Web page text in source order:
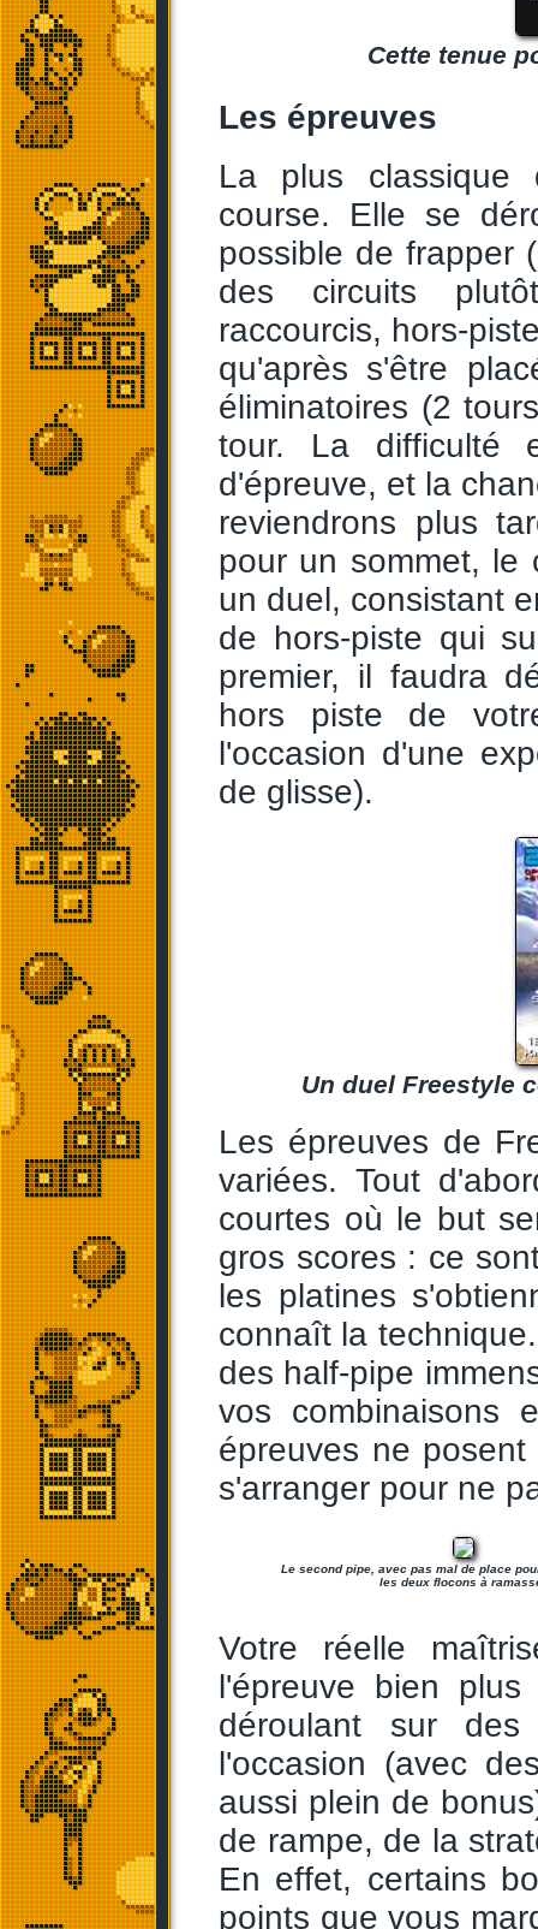
Cette tenue
Les épreuves
La plus classique
course. Elle se
possible de frapper
des circuits
raccourcis, hors-
qu'après s'être
éliminatoires (2
tour. La difficulté
d'épreuve, et la
reviendrons plus
pour un sommet, le
un duel, consistant
de hors-piste qui
premier, il faudra
hors piste de
l'occasion d'une
de glisse).
Un duel Freestyle
Les épreuves de
variées. Tout
courtes où le but
gros scores : ce
les platines
connaît la
des half-pipe
vos combinaisons
épreuves ne
s'arranger pour ne
Le second pipe, avec pas mal de place
les deux flocons à
Votre réelle
l'épreuve bien
déroulant sur des
l'occasion (avec
aussi plein de
de rampe, de la
En effet, certains
points que vous